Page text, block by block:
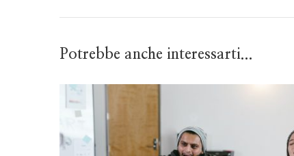
Potrebbe anche interessarti...